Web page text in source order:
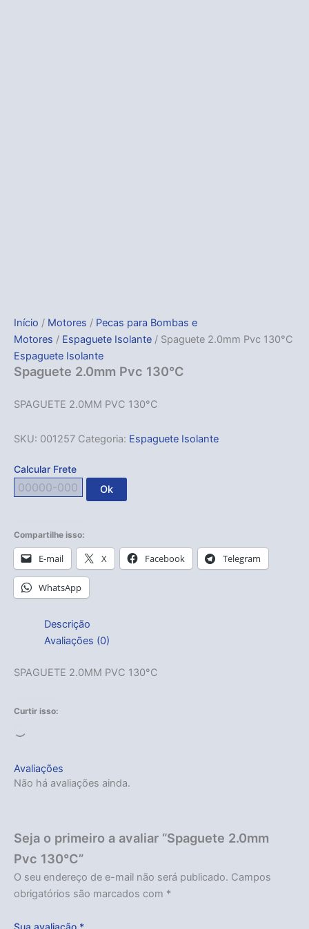
Início / Motores / Pecas para Bombas e
Motores / Espaguete Isolante / Spaguete 2.0mm Pvc 130°C
Espaguete Isolante
Spaguete 2.0mm Pvc 130°C
SPAGUETE 2.0MM PVC 130°C
SKU: 001257 Categoria: Espaguete Isolante
Calcular Frete
Ok
Compartilhe isso:
E-mail X Facebook Telegram
WhatsApp
Descrição
Avaliações (0)
SPAGUETE 2.0MM PVC 130°C
Curtir isso:
Avaliações
Não há avaliações ainda.
Seja o primeiro a avaliar “Spaguete 2.0mm
Pvc 130°C”
O seu endereço de e-mail não será publicado. Campos
obrigatórios são marcados com *
Sua avaliação *